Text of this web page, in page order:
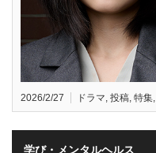
2026/2/27 ドラマ, 投稿, 特集,
学び・メンタルヘルス